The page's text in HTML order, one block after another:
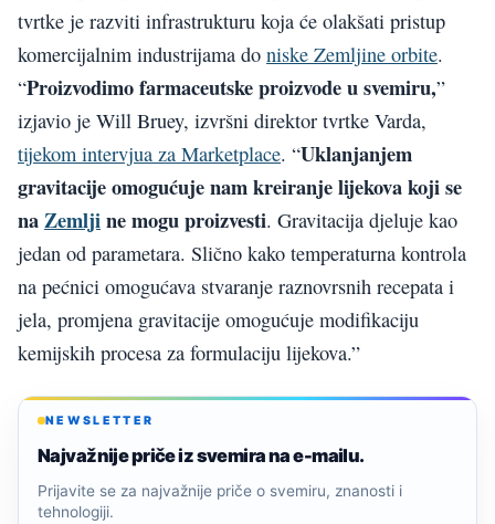
tvrtke je razviti infrastrukturu koja će olakšati pristup
komercijalnim industrijama do niske Zemljine orbite.
“Proizvodimo farmaceutske proizvode u svemiru,”
izjavio je Will Bruey, izvršni direktor tvrtke Varda,
tijekom intervjua za Marketplace. “Uklanjanjem
gravitacije omogućuje nam kreiranje lijekova koji se
naZemljine mogu proizvesti. Gravitacija djeluje kao
jedan od parametara. Slično kako temperaturna kontrola
na pećnici omogućava stvaranje raznovrsnih recepata i
jela, promjena gravitacije omogućuje modifikaciju
kemijskih procesa za formulaciju lijekova.”
NEWSLETTER
Najvažnije priče iz svemira na e-mailu.
Prijavite se za najvažnije priče o svemiru, znanosti i
tehnologiji.